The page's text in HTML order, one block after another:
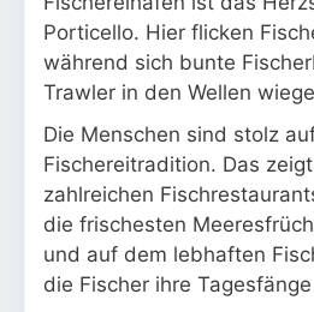
Porticello. Hier flicken
während sich bunte
Trawler in den Wellen
Die Menschen sind stolz
Fischereitradition. Das
zahlreichen
die frischesten
und auf dem lebhaften
die Fischer ihre